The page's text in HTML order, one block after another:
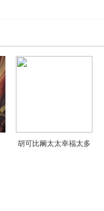
胡可比阚太太幸福太多